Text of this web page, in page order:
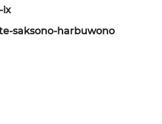
ix
saksono-harbuwono